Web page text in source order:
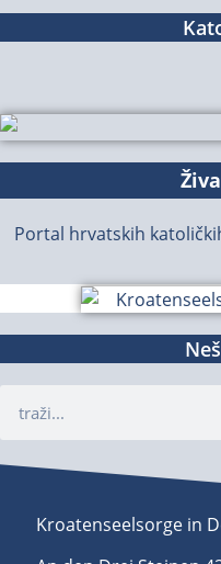
Portal hrvatskih
Kroatenseelsorge in